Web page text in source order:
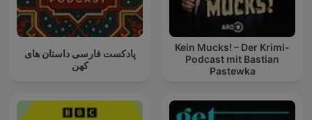
پادکست فارسی داستان های
کهن
Kein Mucks! – Der Krimi-
Podcast mit Bastian
Pastewka